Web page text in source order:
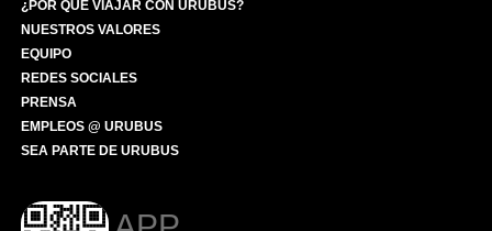
¿POR QUÉ VIAJAR CON URUBUS?
NUESTROS VALORES
EQUIPO
REDES SOCIALES
PRENSA
EMPLEOS @ URUBUS
SEA PARTE DE URUBUS